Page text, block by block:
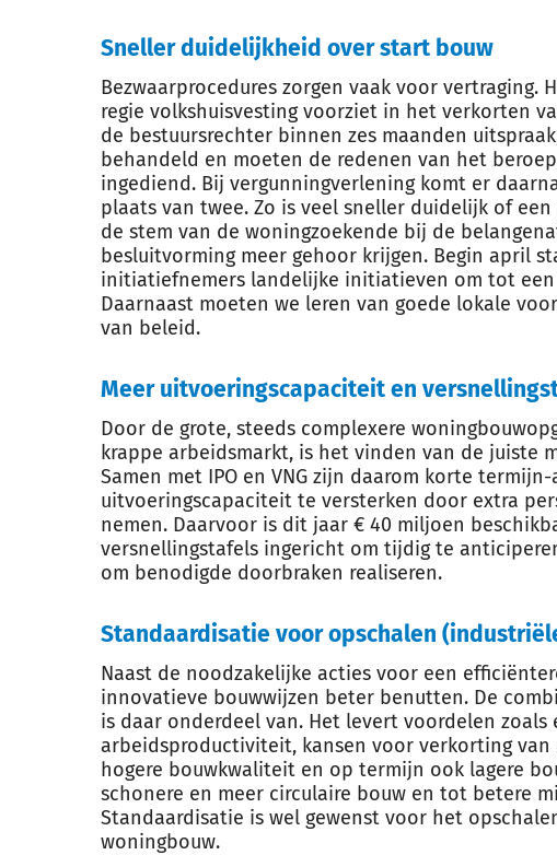
Sneller duidelijkheid over start bouw
Bezwaarprocedures zorgen vaak voor vertraging.
regie volkshuisvesting voorziet in het verkorten
de bestuursrechter binnen zes maanden
behandeld en moeten de redenen van het
ingediend. Bij vergunningverlening komt er
plaats van twee. Zo is veel sneller duidelijk of
de stem van de woningzoekende bij de
besluitvorming meer gehoor krijgen. Begin april
initiatiefnemers landelijke initiatieven om tot een
Daarnaast moeten we leren van goede lokale
van beleid.
Meer uitvoeringscapaciteit en
Door de grote, steeds complexere
krappe arbeidsmarkt, is het vinden van de juiste
Samen met IPO en VNG zijn daarom korte
uitvoeringscapaciteit te versterken door extra
nemen. Daarvoor is dit jaar € 40 miljoen
versnellingstafels ingericht om tijdig te
om benodigde doorbraken realiseren.
Standaardisatie voor opschalen
Naast de noodzakelijke acties voor een
innovatieve bouwwijzen beter benutten. De
is daar onderdeel van. Het levert voordelen zoals
arbeidsproductiviteit, kansen voor verkorting
hogere bouwkwaliteit en op termijn ook lagere
schonere en meer circulaire bouw en tot betere
Standaardisatie is wel gewenst voor het
woningbouw.